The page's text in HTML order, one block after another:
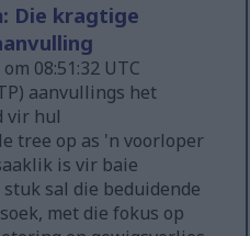
Die kragtige
08:51:32 UTC
aanvullings het
vir hul
tree op as 'n voorloper
is vir baie
sal die beduidende
met die fokus op